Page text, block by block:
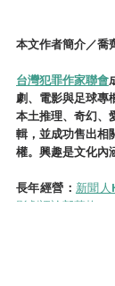
本文作者簡介／喬
台灣犯罪作家聯會
劇、電影與足球專
本土推理、奇幻、
輯，並成功售出相
權。興趣是文化內
長年經營： 新聞
影劇評論部落格